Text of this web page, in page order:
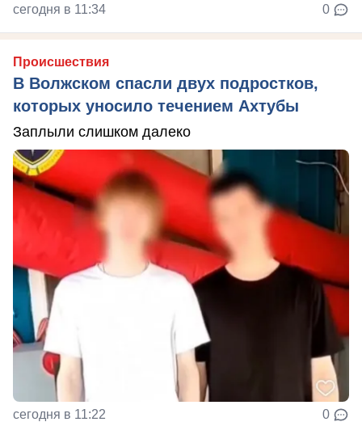
сегодня в 11:34 0
Происшествия
В Волжском спасли двух подростков,
которых уносило течением Ахтубы
Заплыли слишком далеко
сегодня в 11:22 0